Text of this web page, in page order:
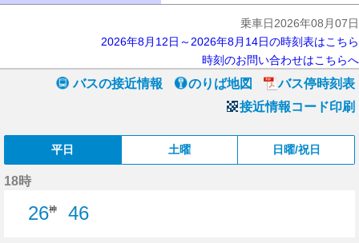
乗車日2026年08月07日
2026年8月12日～2026年8月14日の時刻表はこちら
時刻のお問い合わせはこちらへ
バスの接近情報 のりば地図
バス停時刻表
接近情報コード印刷
平日 土曜 日曜/祝日
18時
26神
46